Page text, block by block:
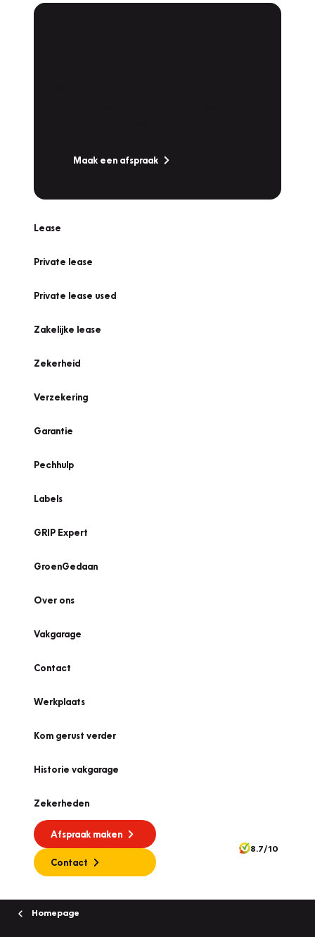
Maak een afspraak
Lease
Private lease
Private lease used
Zakelijke lease
Zekerheid
Verzekering
Garantie
Pechhulp
Labels
GRIP Expert
GroenGedaan
Over ons
Vakgarage
Contact
Werkplaats
Kom gerust verder
Historie vakgarage
Zekerheden
Afspraak maken
Contact
8.7/10
Homepage